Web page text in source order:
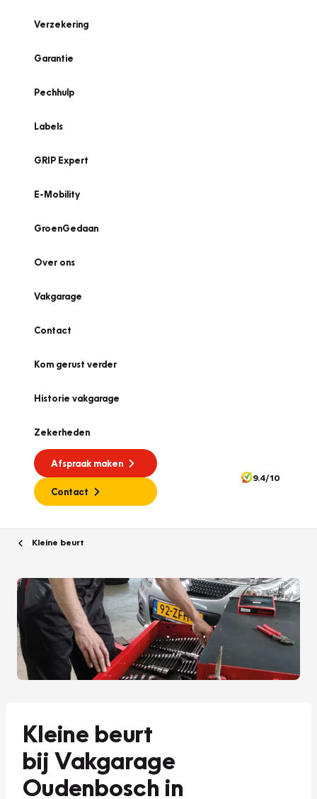
Verzekering
Garantie
Pechhulp
Labels
GRIP Expert
E-Mobility
GroenGedaan
Over ons
Vakgarage
Contact
Kom gerust verder
Historie vakgarage
Zekerheden
Afspraak maken
Contact
9.4/10
Kleine beurt
Kleine beurt
bij Vakgarage
Oudenbosch in